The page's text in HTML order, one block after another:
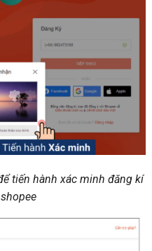
tiến hành xác minh đăng kí